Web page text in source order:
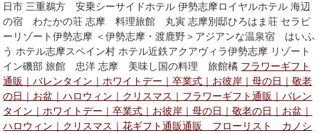
日市 三重鵜方 安乗シーサイドホテル 伊勢志摩ロイヤルホテル 海辺
の宿 わたかの荘 志摩 料理旅館 丸寅 志摩別邸ひろはま荘 セラピ
ーリゾート伊勢志摩 ＜伊勢志摩・渡鹿野＞アジアンな温泉宿 はいふ
う ホテル志摩スペイン村 ホテル近鉄アクアヴィラ伊勢志摩 リゾート
イン磯部 旅館 忠洋 志摩 美味し国の料理 旅館橘 フラワーギフト
通販｜バレンタイン｜ホワイトデー｜卒業式｜お彼岸｜母の日｜敬老
の日｜お盆｜ハロウィン｜クリスマス｜フラワーギフト通販｜バレン
タイン｜ホワイトデー｜卒業式｜お彼岸｜母の日｜敬老の日｜お盆｜
ハロウィン｜クリスマス｜花ギフト通販通販 フローリスト カノシ